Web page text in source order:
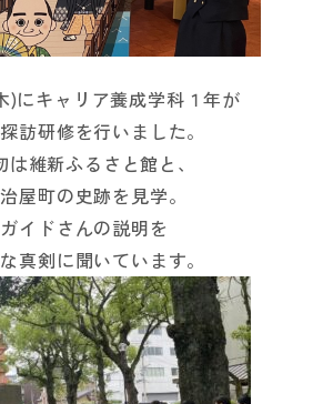
)にキャリア養成学科１年が
訪研修を行いました。
は維新ふるさと館と、
屋町の史跡を見学。
ガイドさんの説明を
真剣に聞いています。